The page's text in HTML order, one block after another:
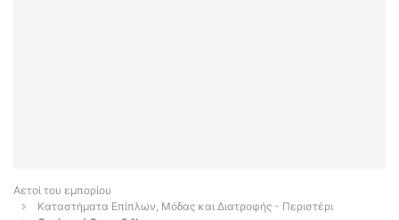
Αετοί του εμπορίου
Καταστήματα Επίπλων, Μόδας και Διατροφής - Περιστέρι